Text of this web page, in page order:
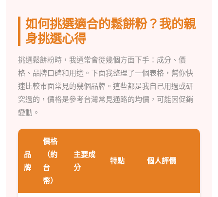
如何挑選適合的鬆餅粉？我的親
身挑選心得
挑選鬆餅粉時，我通常會從幾個方面下手：成分、價
格、品牌口碑和用途。下面我整理了一個表格，幫你快
速比較市面常見的幾個品牌。這些都是我自己用過或研
究過的，價格是參考台灣常見通路的均價，可能因促銷
變動。
品
牌
價格
（約
台
幣）
主要成
分
特點 個人評價